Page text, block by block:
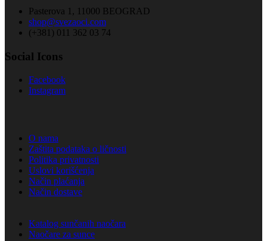
Pasterova 1, 11000 BEOGRAD
shop@svezaoci.com
(+381) 011 362 03 74
Social Icons
Facebook
Instagram
O nama
Zaštita podataka o ličnosti
Politika privatnosti
Uslovi korišćenja
Način plaćanja
Način dostave
Katalog sunčanih naočara
Naočare za sunce